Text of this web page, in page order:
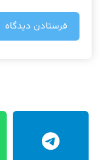
فرستادن دیدگاه